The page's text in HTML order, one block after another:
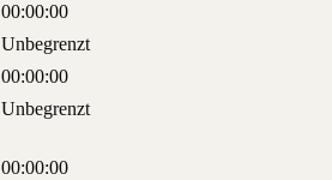
00:00:00
Unbegrenzt
00:00:00
Unbegrenzt
00:00:00